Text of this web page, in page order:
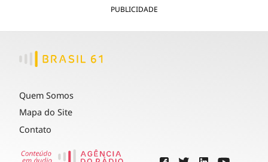
PUBLICIDADE
Quem Somos
Mapa do Site
Contato